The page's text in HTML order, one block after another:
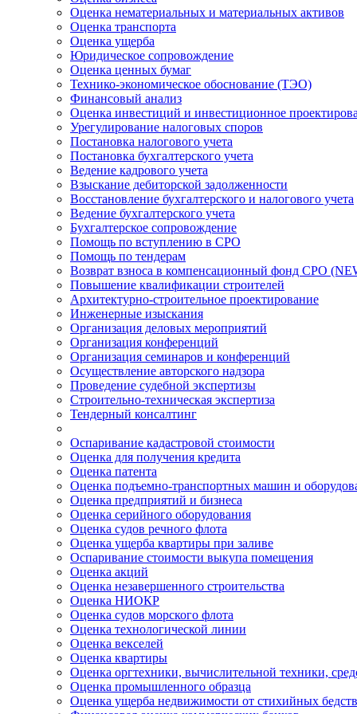
Оценка нематериальных и материальных активов
Оценка транспорта
Оценка ущерба
Юридическое сопровождение
Оценка ценных бумаг
Технико-экономическое обоснование (ТЭО)
Финансовый анализ
Оценка инвестиций и инвестиционное
Урегулирование налоговых споров
Постановка налогового учета
Постановка бухгалтерского учета
Ведение кадрового учета
Взыскание дебиторской задолженности
Восстановление бухгалтерского и налогового учета
Ведение бухгалтерского учета
Бухгалтерское сопровождение
Помощь по вступлению в СРО
Помощь по тендерам
Возврат взноса в компенсационный фонд СРО
Повышение квалификации строителей
Архитектурно-строительное проектирование
Инженерные изыскания
Организация деловых мероприятий
Организация конференций
Организация семинаров и конференций
Осуществление авторского надзора
Проведение судебной экспертизы
Строительно-техническая экспертиза
Тендерный консалтинг
Оспаривание кадастровой стоимости
Оценка для получения кредита
Оценка патента
Оценка подъемно-транспортных машин и
Оценка предприятий и бизнеса
Оценка серийного оборудования
Оценка судов речного флота
Оценка ущерба квартиры при заливе
Оспаривание стоимости выкупа помещения
Оценка акций
Оценка незавершенного строительства
Оценка НИОКР
Оценка судов морского флота
Оценка технологической линии
Оценка векселей
Оценка квартиры
Оценка оргтехники, вычислительной техники,
Оценка промышленного образца
Оценка ущерба недвижимости от стихийных